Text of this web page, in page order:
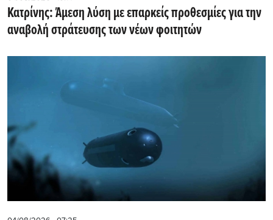
Κατρίνης: Άμεση λύση με επαρκείς προθεσμίες για την
αναβολή στράτευσης των νέων φοιτητών